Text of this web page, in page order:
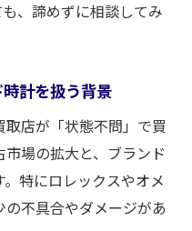
、諦めずに相談してみ
計を扱う背景
店が「状態不問」で買
場の拡大と、ブランド
特にロレックスやオメ
不具合やダメージがあ